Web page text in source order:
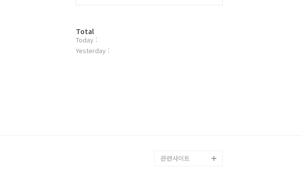
방
문
자
Total
Today :
Yesterday :
관련사이트